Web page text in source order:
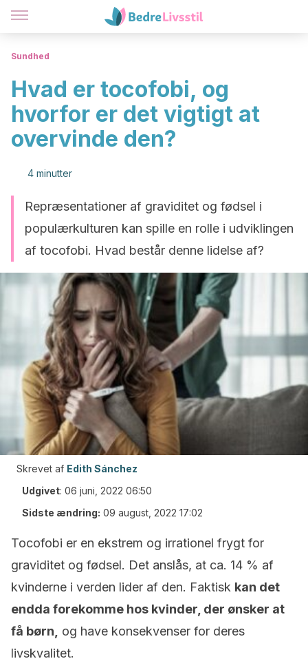
Sundhed
Hvad er tocofobi, og
hvorfor er det vigtigt at
overvinde den?
4 minutter
Repræsentationer af graviditet og fødsel i
populærkulturen kan spille en rolle i udviklingen
af tocofobi. Hvad består denne lidelse af?
Skrevet af Edith Sánchez
Udgivet: 06 juni, 2022 06:50
Sidste ændring: 09 august, 2022 17:02
Tocofobi er en ekstrem og irrationel frygt for
graviditet og fødsel. Det anslås, at ca. 14 % af
kvinderne i verden lider af den. Faktisk kan det
endda forekomme hos kvinder, der ønsker at
få børn,
og have konsekvenser for deres
livskvalitet.